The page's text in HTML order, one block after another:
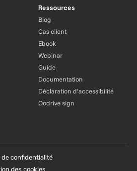
Ressources
Blog
Cas client
Ebook
Webinar
Guide
Documentation
Déclaration d'accessibilité
Oodrive sign
de confidentialité
des cookies